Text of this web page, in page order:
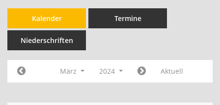
Kalender Termine
Niederschriften
März 2024 Aktuell